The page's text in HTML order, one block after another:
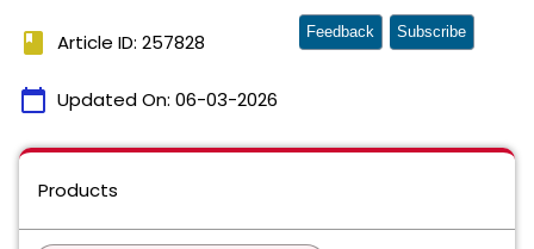
book Article ID: 257828
calendar_today Updated On: 06-03-2026
Feedback Subscribe
Products